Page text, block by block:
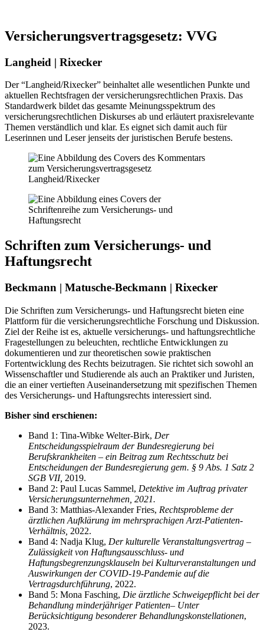
Versicherungsvertragsgesetz: VVG
Langheid | Rixecker
Der “Langheid/Rixecker” beinhaltet alle wesentlichen Punkte und
aktuellen Rechtsfragen der versicherungsrechtlichen Praxis. Das
Standardwerk bildet das gesamte Meinungsspektrum des
versicherungsrechtlichen Diskurses ab und erläutert praxisrelevante
Themen verständlich und klar. Es eignet sich damit auch für
Leserinnen und Leser jenseits der juristischen Berufe bestens.
Schriften zum Versicherungs- und
Haftungsrecht
Beckmann | Matusche-Beckmann | Rixecker
Die Schriften zum Versicherungs- und Haftungsrecht bieten eine
Plattform für die versicherungsrechtliche Forschung und Diskussion.
Ziel der Reihe ist es, aktuelle versicherungs- und haftungsrechtliche
Fragestellungen zu beleuchten, rechtliche Entwicklungen zu
dokumentieren und zur theoretischen sowie praktischen
Fortentwicklung des Rechts beizutragen. Sie richtet sich sowohl an
Wissenschaftler und Studierende als auch an Praktiker und Juristen,
die an einer vertieften Auseinandersetzung mit spezifischen Themen
des Versicherungs- und Haftungsrechts interessiert sind.
Bisher sind erschienen:
Band 1: Tina-Wibke Welter-Birk, Der
Entscheidungsspielraum der Bundesregierung bei
Berufskrankheiten – ein Beitrag zum Rechtsschutz bei
Entscheidungen der Bundesregierung gem. § 9 Abs. 1 Satz 2
SGB VII, 2019.
Band 2: Paul Lucas Sammel, Detektive im Auftrag privater
Versicherungsunternehmen, 2021.
Band 3: Matthias-Alexander Fries, Rechtsprobleme der
ärztlichen Aufklärung im mehrsprachigen Arzt-Patienten-
Verhältnis, 2022.
Band 4: Nadja Klug, Der kulturelle Veranstaltungsvertrag –
Zulässigkeit von Haftungsausschluss- und
Haftungsbegrenzungsklauseln bei Kulturveranstaltungen und
Auswirkungen der COVID-19-Pandemie auf die
Vertragsdurchführung, 2022.
Band 5: Mona Fasching, Die ärztliche Schweigepflicht bei der
Behandlung minderjähriger Patienten– Unter
Berücksichtigung besonderer Behandlungskonstellationen,
2023.